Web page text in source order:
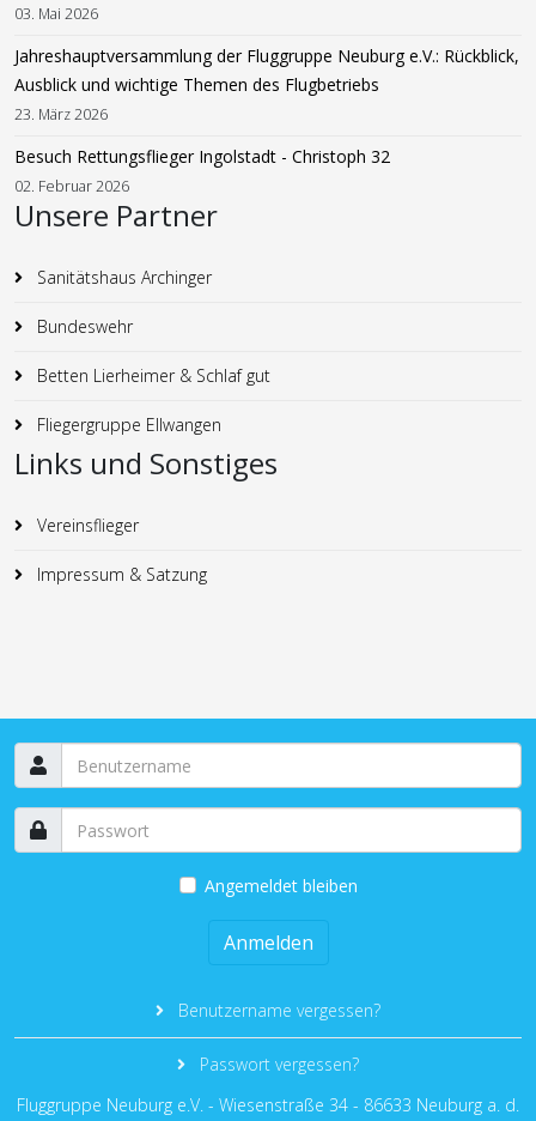
03. Mai 2026
Jahreshauptversammlung der Fluggruppe Neuburg e.V.: Rückblick,
Ausblick und wichtige Themen des Flugbetriebs
23. März 2026
Besuch Rettungsflieger Ingolstadt - Christoph 32
02. Februar 2026
Unsere Partner
Sanitätshaus Archinger
Bundeswehr
Betten Lierheimer & Schlaf gut
Fliegergruppe Ellwangen
Links und Sonstiges
Vereinsflieger
Impressum & Satzung
Angemeldet bleiben
Anmelden
Benutzername vergessen?
Passwort vergessen?
Fluggruppe Neuburg e.V. - Wiesenstraße 34 - 86633 Neuburg a. d.